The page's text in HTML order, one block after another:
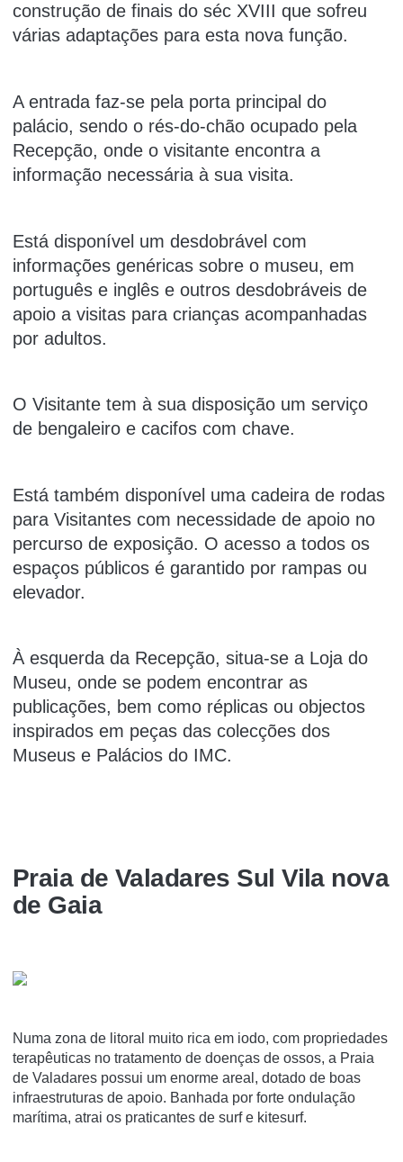
construção de finais do séc XVIII que sofreu
várias adaptações para esta nova função.
A entrada faz-se pela porta principal do
palácio, sendo o rés-do-chão ocupado pela
Recepção, onde o visitante encontra a
informação necessária à sua visita.
Está disponível um desdobrável com
informações genéricas sobre o museu, em
português e inglês e outros desdobráveis de
apoio a visitas para crianças acompanhadas
por adultos.
O Visitante tem à sua disposição um serviço
de bengaleiro e cacifos com chave.
Está também disponível uma cadeira de rodas
para Visitantes com necessidade de apoio no
percurso de exposição. O acesso a todos os
espaços públicos é garantido por rampas ou
elevador.
À esquerda da Recepção, situa-se a Loja do
Museu, onde se podem encontrar as
publicações, bem como réplicas ou objectos
inspirados em peças das colecções dos
Museus e Palácios do IMC.
Praia de Valadares Sul Vila nova
de Gaia
Numa zona de litoral muito rica em iodo, com propriedades
terapêuticas no tratamento de doenças de ossos, a Praia
de Valadares possui um enorme areal, dotado de boas
infraestruturas de apoio. Banhada por forte ondulação
marítima, atrai os praticantes de surf e kitesurf.